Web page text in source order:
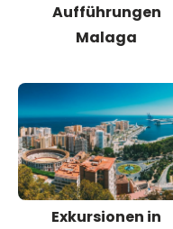
Aufführungen
Malaga
Exkursionen in